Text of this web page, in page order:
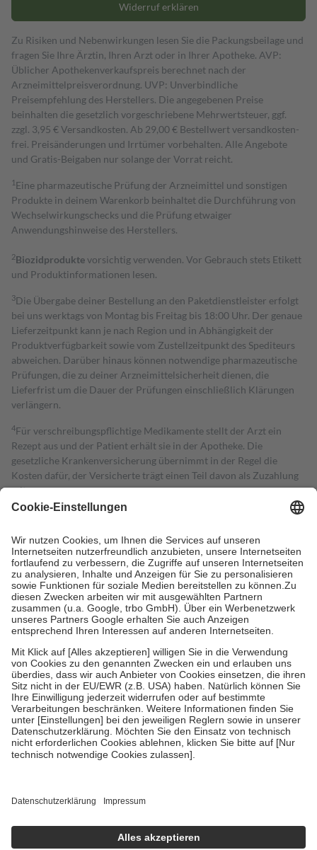
Widerruf erklären
Zu Risiken und Nebenwirkungen lesen Sie die Packungsbeilage und
fragen Sie Ihre Ärztin, Ihren Arzt oder in Ihrer Apotheke. AVP:
Üblicher Apothekenverkaufspreis berechnet nach der
Arzneimittelpreisverordnung. UVP: Unverbindliche
Preisempfehlung des Herstellers. Die angegebenen Preise
beinhalten die gesetzlich vorgeschriebene Mehrwertsteuer, ggf.
zzgl. 3,95 € Versandkosten. Ab 29,00 € Bestell­wert versand­kosten­
frei. Preisänderungen und Irrtümer vorbehalten. Alle Angebote
und Gratis-Beigaben nur solange der Vorrat reicht.
1 Eine pharmazeutische Prüfung der Arzneimittel und sonstigen
Produkte in deinem Warenkorb beinhaltet die Durchführung von
Wechselwirkungschecks und die Prüfung etwaiger
Anwendungshinweise des Herstellers.
2Biozidproduktevorsichtig verwenden. Vor Gebrauch stets Etikett
und Produktinformationen lesen.
3Die Übergabe deiner Bestellung an den Paketdienstleister erfolgt
bei uns werktags von Montag bis Freitag bis 18:00 Uhr. Der genaue
Lieferzeitpunkt kann je nach Region und in Abhängigkeit der
Produktverfügbarkeit sowie vom Zustellzeitpunkt des Spediteurs
abweichen. Darüber hinaus können notwendige pharmazeutische
Prüfungen, die zu deiner Arzneimittelsicherheit dienen, die
Lieferfrist um die Dauer der Prüfungen einschließlich Klärungen
verlängern.
4Für verschreibungspflichtige Medikamente stellt der Arzt ein
Rezept aus und der Patient erhält sie in der Apotheke. Die
gesetzliche Krankenversicherung übernimmt in der Regel die
Kosten dafür, der Versicherte trägt einen Teil davon als Zuzahlung
mit.
Grundsätzlich leisten Mitglieder Zuzahlungen in Höhe von zehn
höchstens zehn Euro.
Es sind jedoch nie mehr als die tatsächlichen
Kosten der Leistung zu entrichten.
Diese Regeln gelten grundsätzlich auch für Online-Apotheken.
Bei Heilmitteln und häuslicher Krankenpflege beträgt die
Zuzahlung zehn Prozent der Kosten sowie zehn Euro je
Verordnung.
Um das Engagement der Versicherten für ihre eigene Gesundheit zu
stärken und die besondere Stellung der Familie zu unterstützen,
fallenkeine Zuzahlungenan bei:
• Kindern und Jugendlichen bis zum vollendeten 18. Lebensjahr
mit Ausnahme der Fahrkosten
• Untersuchungen zur Vorsorge und Früherkennung, die von der
GKV getragen werden
• empfohlenen Schutzimpfungen
• Harn- und Blutteststreifen
getroffen, um sicherzustellen, dass es sich um echte Bewertungen
https://help.etrusted.com/hc/de/articles/4419944605341